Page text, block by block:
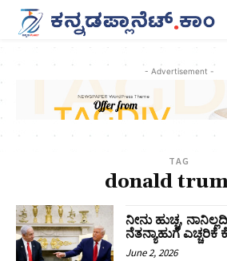
- Advertisement -
TAG
donald
ನೀನು ಹುಚ್ಚ,
ನೆತನ್ಯಾಹುಗೆ ಎಚ್ಚರಿಕೆ
June 2, 2026